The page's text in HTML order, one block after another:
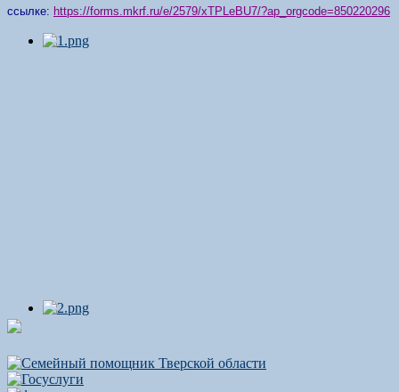
ссылке: https://forms.mkrf.ru/e/2579/xTPLeBU7/?ap_orgcode=850220296